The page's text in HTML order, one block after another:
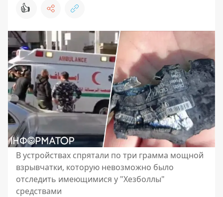
👍
В устройствах спрятали по три грамма мощной
взрывчатки, которую невозможно было
отследить имеющимися у "Хезболлы"
средствами